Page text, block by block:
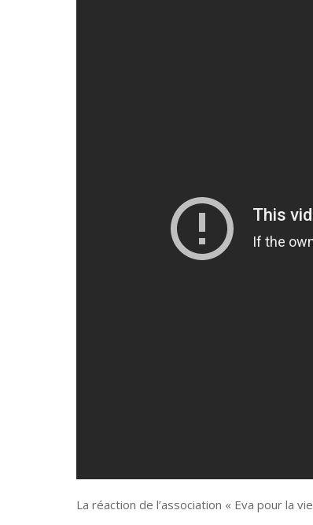
La réaction de l’association « Eva pour la